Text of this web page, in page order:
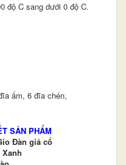
độ C sang dưới 0 độ C.
ấm, 6 đĩa chén,
SẢN PHẨM
Đàn giả cổ